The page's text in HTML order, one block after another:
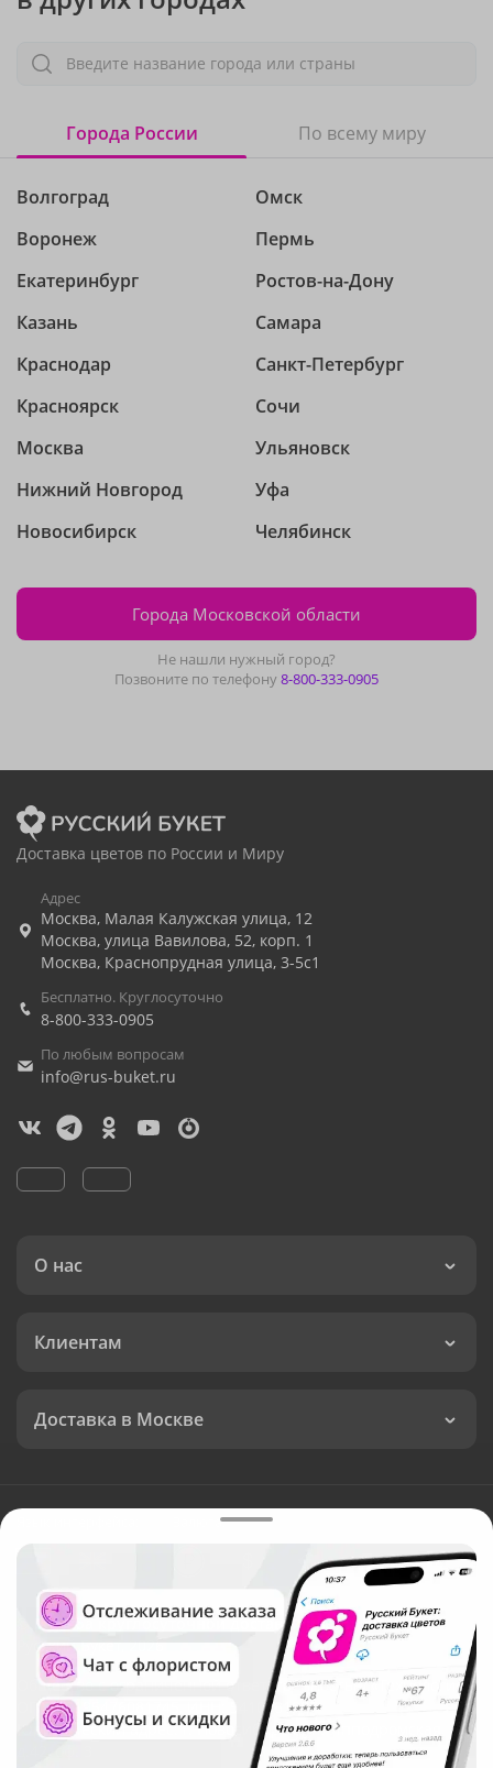
Введите название города или страны
Города России По всему миру
Волгоград
Воронеж
Екатеринбург
Казань
Краснодар
Красноярск
Москва
Нижний Новгород
Новосибирск
Омск
Пермь
Ростов-на-Дону
Самара
Санкт-Петербург
Сочи
Ульяновск
Уфа
Челябинск
Города Московской области
Не нашли нужный город?
Позвоните по телефону8-800-333-0905
Доставка цветов по России и Миру
Адрес
Москва, Малая Калужская улица, 12
Москва, улица Вавилова, 52, корп. 1
Москва, Краснопрудная улица, 3-5с1
Бесплатно. Круглосуточно
8-800-333-0905
По любым вопросам
info@rus-buket.ru
О нас
Клиентам
Доставка в Москве
Валюта:
Служба круглосуточной доставки цветов в Москве
Русский Букет, 2026
Общество с ограниченной ответственностью «Технология»
ОГРН: 1195476081745, ИНН: 5410081997
Юридический адрес: г. Новосибирск, ул. Ипподромская,